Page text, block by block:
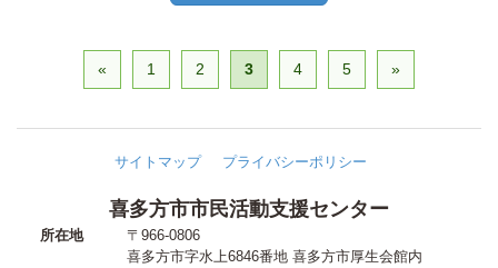
« 1 2 3 4 5 »
喜多方市市民活動支援センター
所在地
〒966-0806
喜多方市字水上6846番地 喜多方市厚生会館内
サイトマップ プライバシーポリシー